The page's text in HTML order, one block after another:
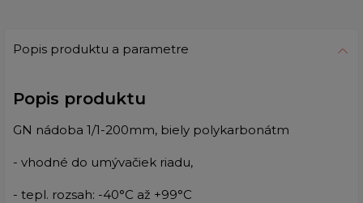
Popis produktu a parametre
Popis produktu
GN nádoba 1/1-200mm, biely polykarbonátm
- vhodné do umývačiek riadu,
- tepl. rozsah: -40°C až +99°C